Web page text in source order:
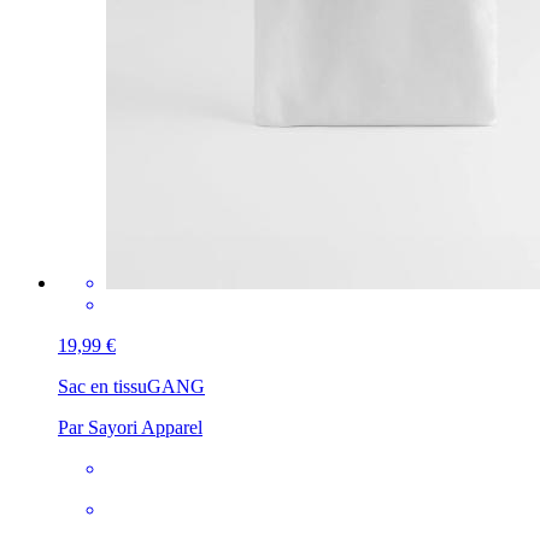
19,99 €
Sac en tissuGANG
Par Sayori Apparel